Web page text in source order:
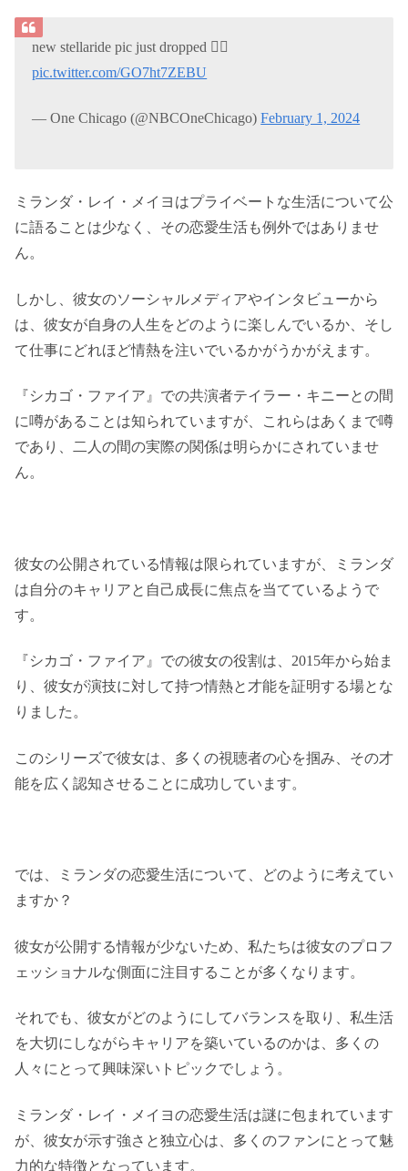
new stellaride pic just dropped ❤️‍🔥
pic.twitter.com/GO7ht7ZEBU
— One Chicago (@NBCOneChicago)February 1, 2024
ミランダ・レイ・メイヨはプライベートな生活について公
に語ることは少なく、その恋愛生活も例外ではありませ
ん。
しかし、彼女のソーシャルメディアやインタビューから
は、彼女が自身の人生をどのように楽しんでいるか、そし
て仕事にどれほど情熱を注いでいるかがうかがえます。
『シカゴ・ファイア』での共演者テイラー・キニーとの間
に噂があることは知られていますが、これらはあくまで噂
であり、二人の間の実際の関係は明らかにされていませ
ん。
彼女の公開されている情報は限られていますが、ミランダ
は自分のキャリアと自己成長に焦点を当てているようで
す。
『シカゴ・ファイア』での彼女の役割は、2015年から始ま
り、彼女が演技に対して持つ情熱と才能を証明する場とな
りました。
このシリーズで彼女は、多くの視聴者の心を掴み、その才
能を広く認知させることに成功しています。
では、ミランダの恋愛生活について、どのように考えてい
ますか？
彼女が公開する情報が少ないため、私たちは彼女のプロフ
ェッショナルな側面に注目することが多くなります。
それでも、彼女がどのようにしてバランスを取り、私生活
を大切にしながらキャリアを築いているのかは、多くの
人々にとって興味深いトピックでしょう。
ミランダ・レイ・メイヨの恋愛生活は謎に包まれています
が、彼女が示す強さと独立心は、多くのファンにとって魅
力的な特徴となっています。